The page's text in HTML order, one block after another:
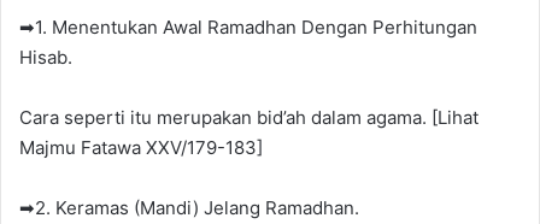
➡1. Menentukan Awal Ramadhan Dengan Perhitungan
Hisab.
Cara seperti itu merupakan bid’ah dalam agama. [Lihat
Majmu Fatawa XXV/179-183]
➡2. Keramas (Mandi) Jelang Ramadhan.